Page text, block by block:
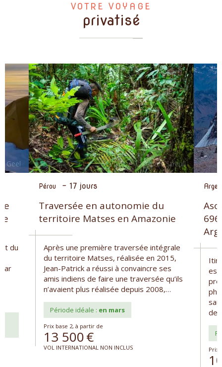
VOTRE VOYAGE
privatisé
du
Pérou - 17 jours
Traversée en autonomie du
territoire Matses en Amazonie
Après une première traversée intégrale
du territoire Matses, réalisée en 2015,
Jean-Patrick a réussi à convaincre ses
amis indiens de faire une traversée qu’ils
n’avaient plus réalisée depuis 2008,…
Période idéale : en mars
Prix base 2, à partir de
13 500€
VOL INTERNATIONAL NON INCLUS
est
de
Prix